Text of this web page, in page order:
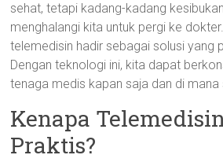
sehat, tetapi kadang-kadang
menghalangi kita untuk pergi ke
telemedisin hadir sebagai solusi yang
Dengan teknologi ini, kita dapat
tenaga medis kapan saja dan di mana
Kenapa
Praktis?